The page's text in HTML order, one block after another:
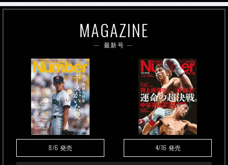
MAGAZINE
最新号
8/6 発売 4/16 発売